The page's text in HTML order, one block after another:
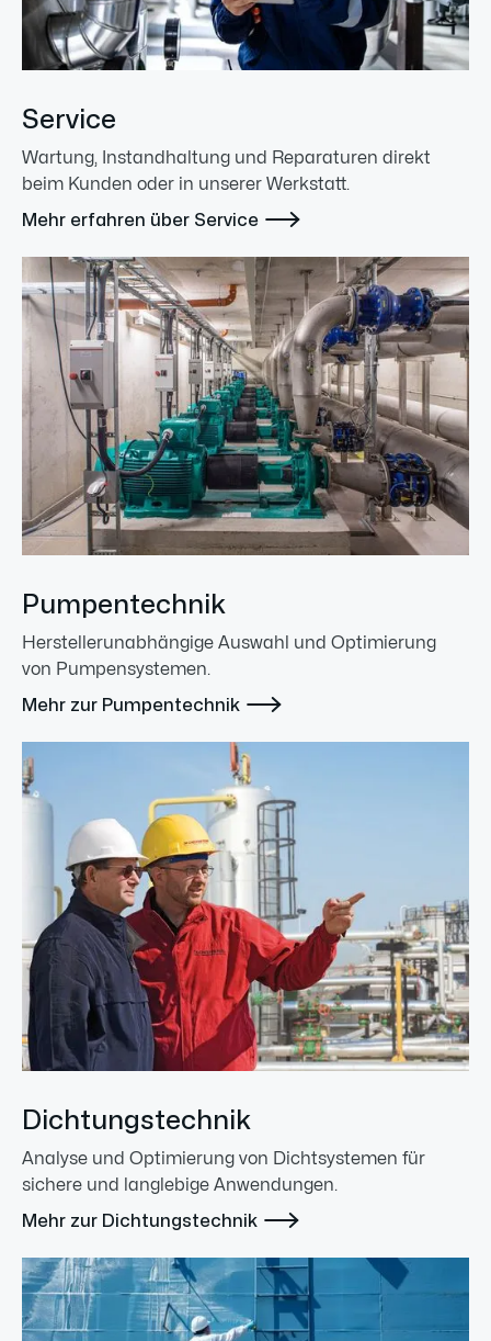
Service
Wartung, Instandhaltung und Reparaturen direkt
beim Kunden oder in unserer Werkstatt.
Mehr erfahren über Service 
Pumpentechnik
Herstellerunabhängige Auswahl und Optimierung
von Pumpensystemen.
Mehr zur Pumpentechnik 
Dichtungstechnik
Analyse und Optimierung von Dichtsystemen für
sichere und langlebige Anwendungen.
Mehr zur Dichtungstechnik 